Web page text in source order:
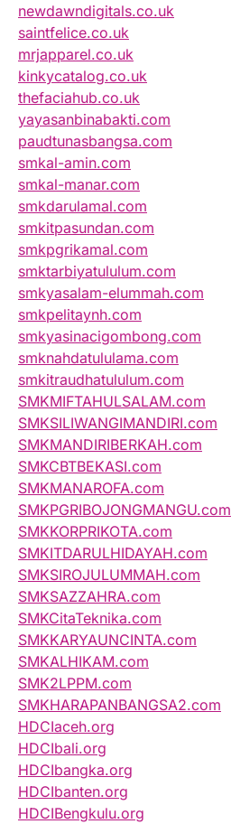
newdawndigitals.co.uk
saintfelice.co.uk
mrjapparel.co.uk
kinkycatalog.co.uk
thefaciahub.co.uk
yayasanbinabakti.com
paudtunasbangsa.com
smkal-amin.com
smkal-manar.com
smkdarulamal.com
smkitpasundan.com
smkpgrikamal.com
smktarbiyatululum.com
smkyasalam-elummah.com
smkpelitaynh.com
smkyasinacigombong.com
smknahdatululama.com
smkitraudhatululum.com
SMKMIFTAHULSALAM.com
SMKSILIWANGIMANDIRI.com
SMKMANDIRIBERKAH.com
SMKCBTBEKASI.com
SMKMANAROFA.com
SMKPGRIBOJONGMANGU.com
SMKKORPRIKOTA.com
SMKITDARULHIDAYAH.com
SMKSIROJULUMMAH.com
SMKSAZZAHRA.com
SMKCitaTeknika.com
SMKKARYAUNCINTA.com
SMKALHIKAM.com
SMK2LPPM.com
SMKHARAPANBANGSA2.com
HDCIaceh.org
HDCIbali.org
HDCIbangka.org
HDCIbanten.org
HDCIBengkulu.org